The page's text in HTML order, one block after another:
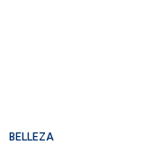
BELLEZA